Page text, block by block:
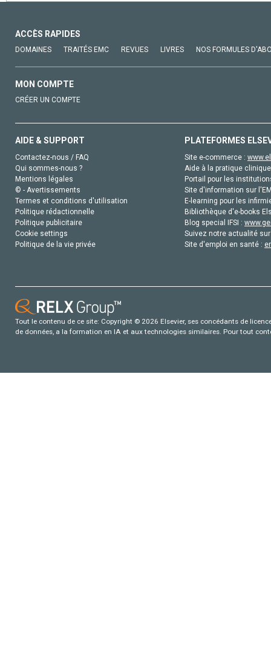
ACCÈS RAPIDES
DOMAINES TRAITÉS EMC REVUES LIVRES NOS FORMULES
MON COMPTE
CRÉER UN COMPTE
AIDE & SUPPORT
Contactez-nous / FAQ
Qui sommes-nous ?
Mentions légales
© - Avertissements
Termes et conditions d'utilisation
Politique rédactionnelle
Politique publicitaire
Cookie settings
Politique de la vie privée
PLATEFORMES
Site e-commerce :
Aide à la pratique
Portail pour les
Site d'information sur
E-learning pour les
Bibliothèque d'e-books
Blog special IFSI :
Suivez notre actualité
Site d'emploi en santé :
Tout le contenu de ce site: Copyright © 2026 Elsevier, ses concédants de
de données, a la formation en IA et aux technologies similaires. Pour tout